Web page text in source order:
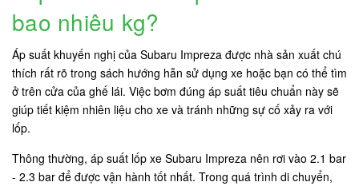
bao nhiêu kg?
Áp suất khuyến nghị của Subaru Impreza được nhà sản xuất chú
thích rất rõ trong sách hướng hẫn sử dụng xe hoặc bạn có thể tìm
ở trên cửa của ghế lái. Việc bơm đúng áp suất tiêu chuẩn này sẽ
giúp tiết kiệm nhiên liệu cho xe và tránh những sự cố xảy ra với
lốp.
Thông thường, áp suất lốp xe Subaru Impreza nên rơi vào 2.1 bar
- 2.3 bar để được vận hành tốt nhất. Trong quá trình di chuyển,